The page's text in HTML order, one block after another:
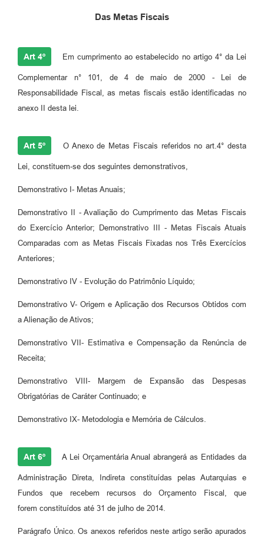
Das Metas Fiscais
Art 4º Em cumprimento ao estabelecido no artigo 4° da Lei
Complementar n° 101, de 4 de maio de 2000 - Lei de
Responsabilidade Fiscal, as metas fiscais estão identificadas no
anexo II desta lei.
Art 5º O Anexo de Metas Fiscais referidos no art.4° desta
Lei, constituem-se dos seguintes demonstrativos,
Demonstrativo I- Metas Anuais;
Demonstrativo II - Avaliação do Cumprimento das Metas Fiscais
do Exercício Anterior; Demonstrativo III - Metas Fiscais Atuais
Comparadas com as Metas Fiscais Fixadas nos Três Exercícios
Anteriores;
Demonstrativo IV - Evolução do Patrimônio Líquido;
Demonstrativo V- Origem e Aplicação dos Recursos Obtidos com
a Alienação de Ativos;
Demonstrativo VII- Estimativa e Compensação da Renúncia de
Receita;
Demonstrativo VIII- Margem de Expansão das Despesas
Obrigatórias de Caráter Continuado; e
Demonstrativo IX- Metodologia e Memória de Cálculos.
Art 6º A Lei Orçamentária Anual abrangerá as Entidades da
Administração Direta, Indireta constituídas pelas Autarquias e
Fundos que recebem recursos do Orçamento Fiscal, que
forem constituídos até 31 de julho de 2014.
Parágrafo Único. Os anexos referidos neste artigo serão apurados